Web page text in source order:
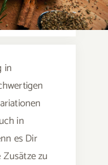
in
in
es Dir
zu